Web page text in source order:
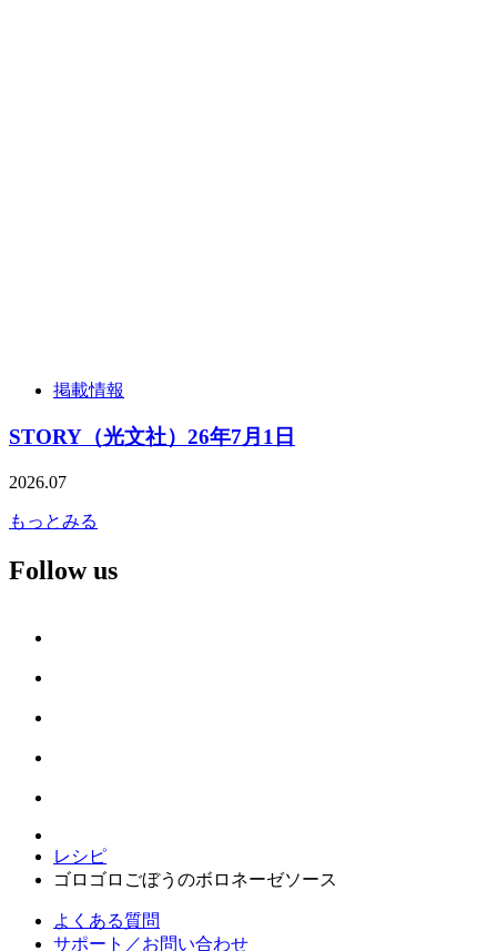
掲載情報
STORY（光文社）26年7月1日
2026.07
もっとみる
Follow us
レシピ
ゴロゴロごぼうのボロネーゼソース
よくある質問
サポート／お問い合わせ